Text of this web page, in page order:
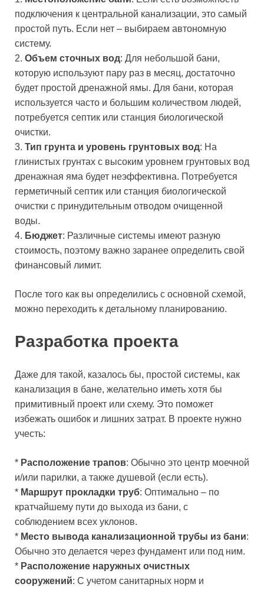
подключения к центральной канализации, это самый
простой путь. Если нет – выбираем автономную
систему.
2. Объем сточных вод: Для небольшой бани,
которую используют пару раз в месяц, достаточно
будет простой дренажной ямы. Для бани, которая
используется часто и большим количеством людей,
потребуется септик или станция биологической
очистки.
3. Тип грунта и уровень грунтовых вод: На
глинистых грунтах с высоким уровнем грунтовых вод
дренажная яма будет неэффективна. Потребуется
герметичный септик или станция биологической
очистки с принудительным отводом очищенной
воды.
4. Бюджет: Различные системы имеют разную
стоимость, поэтому важно заранее определить свой
финансовый лимит.
После того как вы определились с основной схемой,
можно переходить к детальному планированию.
Разработка проекта
Даже для такой, казалось бы, простой системы, как
канализация в бане, желательно иметь хотя бы
примитивный проект или схему. Это поможет
избежать ошибок и лишних затрат. В проекте нужно
учесть:
* Расположение трапов: Обычно это центр моечной
и/или парилки, а также душевой (если есть).
* Маршрут прокладки труб: Оптимально – по
кратчайшему пути до выхода из бани, с
соблюдением всех уклонов.
* Место вывода канализационной трубы из бани:
Обычно это делается через фундамент или под ним.
* Расположение наружных очистных
сооружений: С учетом санитарных норм и